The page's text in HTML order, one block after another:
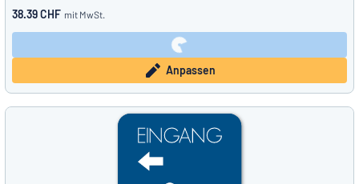
38.39 CHF mit MwSt.
Anpassen